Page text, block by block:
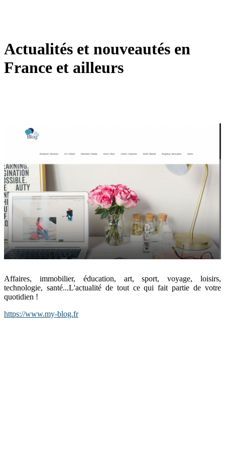
Actualités et nouveautés en
France et ailleurs
Affaires, immobilier, éducation, art, sport, voyage, loisirs,
technologie, santé...L'actualité de tout ce qui fait partie de votre
quotidien !
https://www.my-blog.fr